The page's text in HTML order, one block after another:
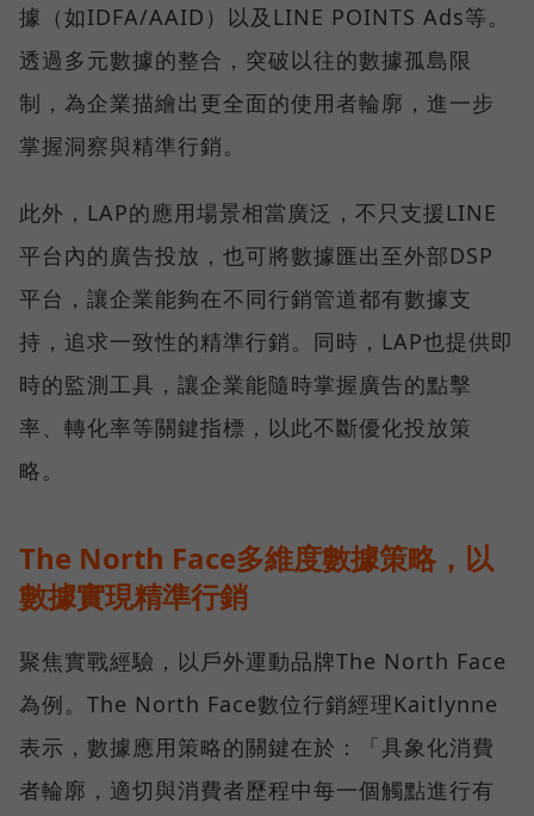
據（如IDFA/AAID）以及LINE POINTS Ads等。
透過多元數據的整合，突破以往的數據孤島限
制，為企業描繪出更全面的使用者輪廓，進一步
掌握洞察與精準行銷。
此外，LAP的應用場景相當廣泛，不只支援LINE
平台內的廣告投放，也可將數據匯出至外部DSP
平台，讓企業能夠在不同行銷管道都有數據支
持，追求一致性的精準行銷。同時，LAP也提供即
時的監測工具，讓企業能隨時掌握廣告的點擊
率、轉化率等關鍵指標，以此不斷優化投放策
略。
The North Face多維度數據策略，以
數據實現精準行銷
聚焦實戰經驗，以戶外運動品牌The North Face
為例。The North Face數位行銷經理Kaitlynne
表示，數據應用策略的關鍵在於：「具象化消費
者輪廓，適切與消費者歷程中每一個觸點進行有